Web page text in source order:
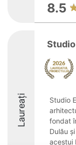
8.5
Laureați
Studio
fondat
Dulău
acestui